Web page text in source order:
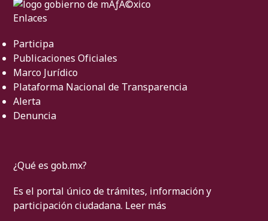
Enlaces
Participa
Publicaciones Oficiales
Marco Jurídico
Plataforma Nacional de Transparencia
Alerta
Denuncia
¿Qué es gob.mx?
Es el portal único de trámites, información y
participación ciudadana. Leer más